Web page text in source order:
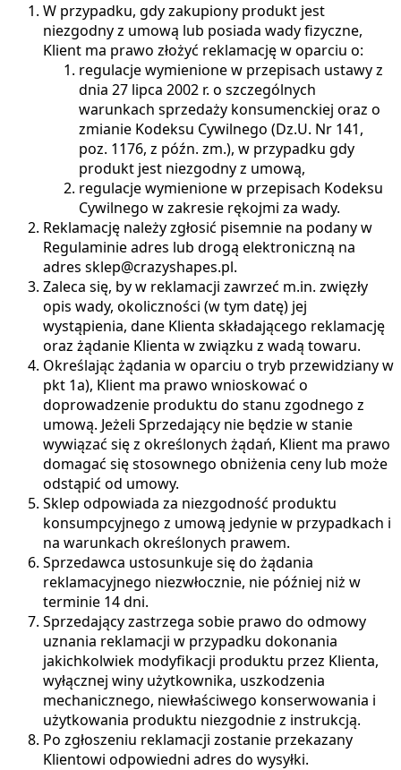
W przypadku, gdy zakupiony produkt jest
niezgodny z umową lub posiada wady fizyczne,
Klient ma prawo złożyć reklamację w oparciu o:
regulacje wymienione w przepisach ustawy z
dnia 27 lipca 2002 r. o szczególnych
warunkach sprzedaży konsumenckiej oraz o
zmianie Kodeksu Cywilnego (Dz.U. Nr 141,
poz. 1176, z późn. zm.), w przypadku gdy
produkt jest niezgodny z umową,
regulacje wymienione w przepisach Kodeksu
Cywilnego w zakresie rękojmi za wady.
Reklamację należy zgłosić pisemnie na podany w
Regulaminie adres lub drogą elektroniczną na
adres sklep@crazyshapes.pl.
Zaleca się, by w reklamacji zawrzeć m.in. zwięzły
opis wady, okoliczności (w tym datę) jej
wystąpienia, dane Klienta składającego reklamację
oraz żądanie Klienta w związku z wadą towaru.
Określając żądania w oparciu o tryb przewidziany w
pkt 1a), Klient ma prawo wnioskować o
doprowadzenie produktu do stanu zgodnego z
umową. Jeżeli Sprzedający nie będzie w stanie
wywiązać się z określonych żądań, Klient ma prawo
domagać się stosownego obniżenia ceny lub może
odstąpić od umowy.
Sklep odpowiada za niezgodność produktu
konsumpcyjnego z umową jedynie w przypadkach i
na warunkach określonych prawem.
Sprzedawca ustosunkuje się do żądania
reklamacyjnego niezwłocznie, nie później niż w
terminie 14 dni.
Sprzedający zastrzega sobie prawo do odmowy
uznania reklamacji w przypadku dokonania
jakichkolwiek modyfikacji produktu przez Klienta,
wyłącznej winy użytkownika, uszkodzenia
mechanicznego, niewłaściwego konserwowania i
użytkowania produktu niezgodnie z instrukcją.
Po zgłoszeniu reklamacji zostanie przekazany
Klientowi odpowiedni adres do wysyłki.